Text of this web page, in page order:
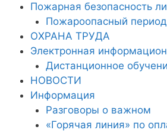
Пожарная безопасность
Пожароопасный период
ОХРАНА ТРУДА
Электронная
Дистанционное
НОВОСТИ
Информация
Разговоры о важном
«Горячая линия» по